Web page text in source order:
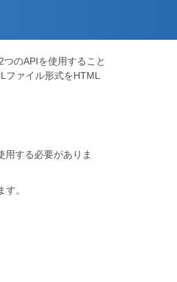
のAPIを使用すること
ファイル形式をHTML
用する必要がありま
。